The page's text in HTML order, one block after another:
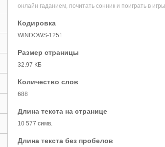
онлайн гаданием, почитать сонник и поиграть в
Кодировка
WINDOWS-1251
Размер страницы
32.97 КБ
Количество слов
688
Длина текста на странице
10 577 симв.
Длина текста без пробелов